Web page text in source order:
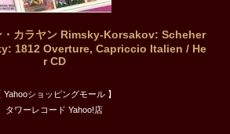
・カラヤン Rimsky-Korsakov: Scheher
1812 Overture, Capriccio Italien / He
r CD
Yahooショッピングモール 】
タワーレコード Yahoo!店